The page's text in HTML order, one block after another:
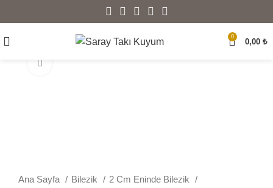
0
0,00 ₺
Ana Sayfa Bilezik
2 Cm Eninde Bilezik